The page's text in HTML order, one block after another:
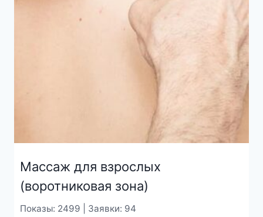
Массаж для взрослых
(воротниковая зона)
Показы: 2499 | Заявки: 94